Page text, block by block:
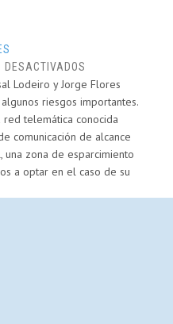
DESACTIVADOS
INTERNET,
UNA
PUERTA
ABIERTA
EN
NUESTRA
Lodeiro y Jorge Flores
riesgos importantes.
telemática conocida
comunicación de alcance
una zona de esparcimiento
a optar en el caso de su